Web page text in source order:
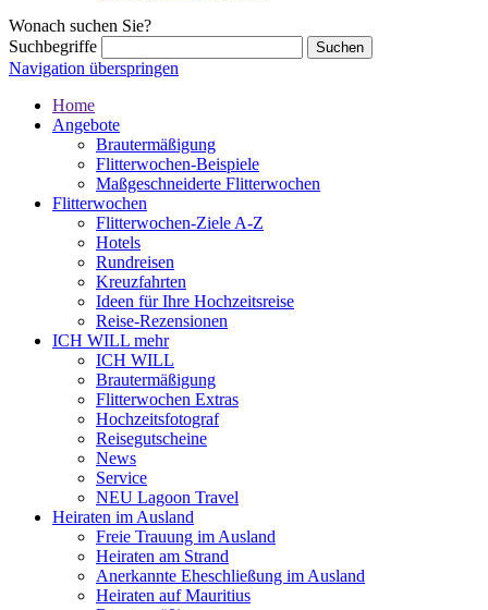
Wonach suchen Sie?
Suchbegriffe
Navigation überspringen
Home
Angebote
Brautermäßigung
Flitterwochen-Beispiele
Maßgeschneiderte Flitterwochen
Flitterwochen
Flitterwochen-Ziele A-Z
Hotels
Rundreisen
Kreuzfahrten
Ideen für Ihre Hochzeitsreise
Reise-Rezensionen
ICH WILL mehr
ICH WILL
Brautermäßigung
Flitterwochen Extras
Hochzeitsfotograf
Reisegutscheine
News
Service
NEU Lagoon Travel
Heiraten im Ausland
Freie Trauung im Ausland
Heiraten am Strand
Anerkannte Eheschließung im Ausland
Heiraten auf Mauritius